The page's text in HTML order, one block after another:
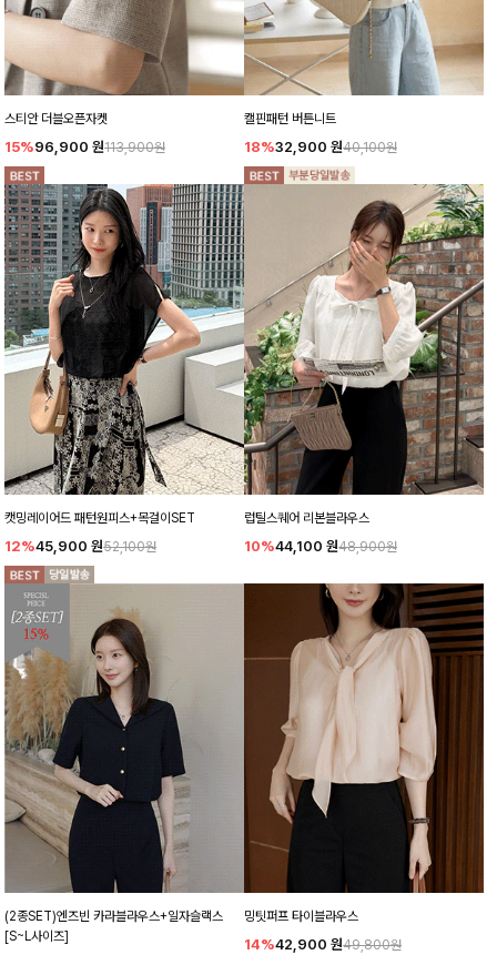
스티안 더블오픈자켓
15%96,900 원113,900원
캘핀패턴 버튼니트
18%32,900 원40,100원
캣밍레이어드 패턴원피스+목걸이SET
12%45,900 원52,100원
럽틸스퀘어 리본블라우스
10%44,100 원48,900원
(2종SET)엔즈빈 카라블라우스+일자슬랙스
[S~L사이즈]
밍팃퍼프 타이블라우스
14%42,900 원49,800원